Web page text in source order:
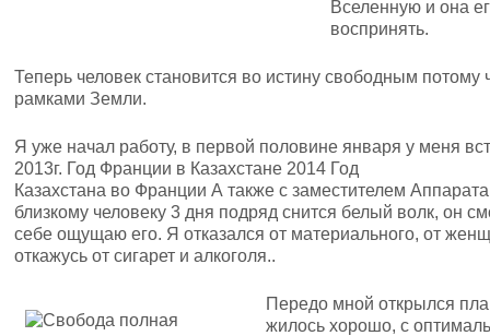
Вселенную и она
воспринять.
Теперь человек становится во истину свободным потому
рамками Земли.
Я уже начал работу, в первой половине января у меня
2013г. Год Франции в Казахстане 2014 Год
Казахстана во Франции А также с заместителем
близкому человеку 3 дня подряд снится белый волк, он
себе ощущаю его. Я отказался от материального, от
откажусь от сигарет и алкоголя..
Передо мной открылся
жилось хорошо, с